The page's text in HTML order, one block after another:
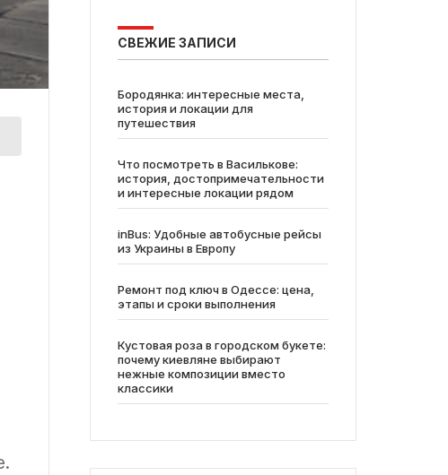
СВЕЖИЕ ЗАПИСИ
Бородянка: интересные места,
история и локации для
путешествия
Что посмотреть в Василькове:
история, достопримечательности
и интересные локации рядом
inBus: Удобные автобусные рейсы
из Украины в Европу
Ремонт под ключ в Одессе: цена,
этапы и сроки выполнения
Кустовая роза в городском букете:
почему киевляне выбирают
нежные композиции вместо
классики